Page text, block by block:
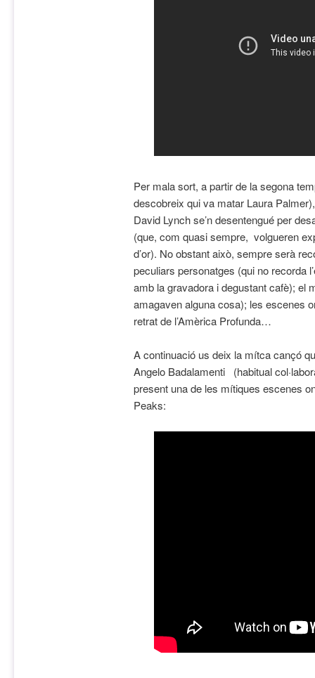
Per mala sort, a partir de la segona
descobreix qui va matar Laura
David Lynch se’n desentengué per
(que, com quasi sempre, volgueren
d’or). No obstant això, sempre serà
peculiars personatges (qui no recorda
amb la gravadora i degustant cafè); el
amagaven alguna cosa); les escenes
retrat de l’Amèrica Profunda…
A continuació us deix la mítca cançó
Angelo Badalamenti (habitual
present una de les mítiques escenes
Peaks: